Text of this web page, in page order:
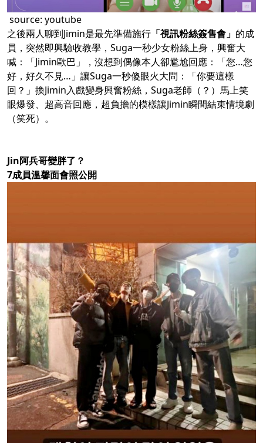
source: youtube
之後兩人聊到Jimin是最先準備施行 「視訊粉絲簽售會」 的成
員，突然即興驗收教學，Suga一秒少女粉絲上身，興奮大
喊：「Jimin歐巴」，沒想到偶像本人卻尷尬回應：「您…您
好，好久不見…」讓Suga一秒傻眼火大問：「你要這樣
回？」換Jimin入戲變身興奮粉絲，Suga老師（？）馬上笑
眼爆發、超高音回應，超負擔的模樣讓Jimin瞬間結束情境劇
（笑死）。
Jin阿兵哥變胖了？
7成員溫馨面會照公開